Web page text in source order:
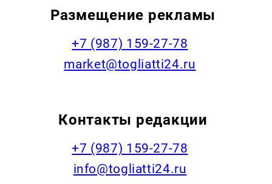
Размещение рекламы
+7 (987) 159-27-78
market@togliatti24.ru
Контакты редакции
+7 (987) 159-27-78
info@togliatti24.ru